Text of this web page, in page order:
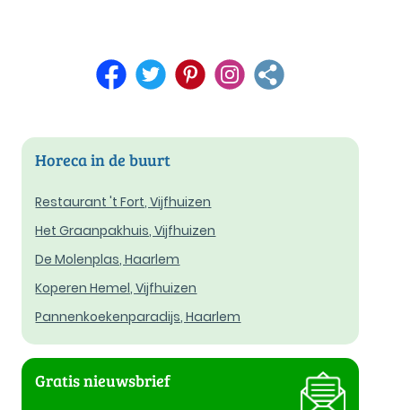
Horeca in de buurt
Restaurant 't Fort, Vijfhuizen
Het Graanpakhuis, Vijfhuizen
De Molenplas, Haarlem
Koperen Hemel, Vijfhuizen
Pannenkoekenparadijs, Haarlem
Gratis nieuwsbrief